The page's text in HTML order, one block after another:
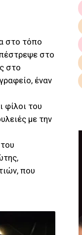
στο τόπο
στο
στο
έναν
φίλοι του
με την
που